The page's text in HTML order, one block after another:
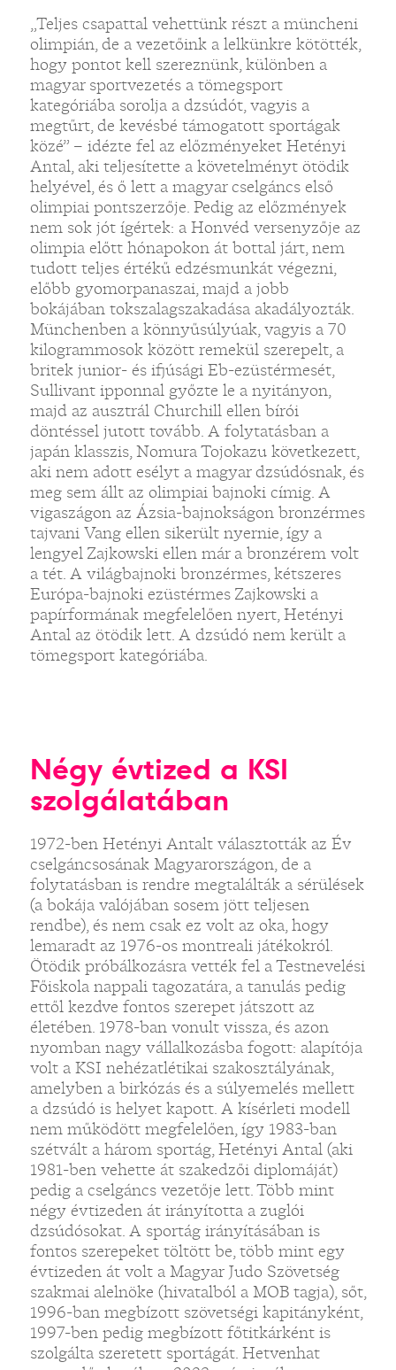
„Teljes csapattal vehettünk részt a müncheni
olimpián, de a vezetőink a lelkünkre kötötték,
hogy pontot kell szereznünk, különben a
magyar sportvezetés a tömegsport
kategóriába sorolja a dzsúdót, vagyis a
megtűrt, de kevésbé támogatott sportágak
közé” – idézte fel az előzményeket Hetényi
Antal, aki teljesítette a követelményt ötödik
helyével, és ő lett a magyar cselgáncs első
olimpiai pontszerzője. Pedig az előzmények
nem sok jót ígértek: a Honvéd versenyzője az
olimpia előtt hónapokon át bottal járt, nem
tudott teljes értékű edzésmunkát végezni,
előbb gyomorpanaszai, majd a jobb
bokájában tokszalagszakadása akadályozták.
Münchenben a könnyűsúlyúak, vagyis a 70
kilogrammosok között remekül szerepelt, a
britek junior- és ifjúsági Eb-ezüstérmesét,
Sullivant ipponnal győzte le a nyitányon,
majd az ausztrál Churchill ellen bírói
döntéssel jutott tovább. A folytatásban a
japán klasszis, Nomura Tojokazu következett,
aki nem adott esélyt a magyar dzsúdósnak, és
meg sem állt az olimpiai bajnoki címig. A
vigaszágon az Ázsia-bajnokságon bronzérmes
tajvani Vang ellen sikerült nyernie, így a
lengyel Zajkowski ellen már a bronzérem volt
a tét. A világbajnoki bronzérmes, kétszeres
Európa-bajnoki ezüstérmes Zajkowski a
papírformának megfelelően nyert, Hetényi
Antal az ötödik lett. A dzsúdó nem került a
tömegsport kategóriába.
Négy évtized a KSI
szolgálatában
1972-ben Hetényi Antalt választották az Év
cselgáncsosának Magyarországon, de a
folytatásban is rendre megtalálták a sérülések
(a bokája valójában sosem jött teljesen
rendbe), és nem csak ez volt az oka, hogy
lemaradt az 1976-os montreali játékokról.
Ötödik próbálkozásra vették fel a Testnevelési
Főiskola nappali tagozatára, a tanulás pedig
ettől kezdve fontos szerepet játszott az
életében. 1978-ban vonult vissza, és azon
nyomban nagy vállalkozásba fogott: alapítója
volt a KSI nehézatlétikai szakosztályának,
amelyben a birkózás és a súlyemelés mellett
a dzsúdó is helyet kapott. A kísérleti modell
nem működött megfelelően, így 1983-ban
szétvált a három sportág, Hetényi Antal (aki
1981-ben vehette át szakedzői diplomáját)
pedig a cselgáncs vezetője lett. Több mint
négy évtizeden át irányította a zuglói
dzsúdósokat. A sportág irányításában is
fontos szerepeket töltött be, több mint egy
évtizeden át volt a Magyar Judo Szövetség
szakmai alelnöke (hivatalból a MOB tagja), sőt,
1996-ban megbízott szövetségi kapitányként,
1997-ben pedig megbízott főtitkárként is
szolgálta szeretett sportágát. Hetvenhat